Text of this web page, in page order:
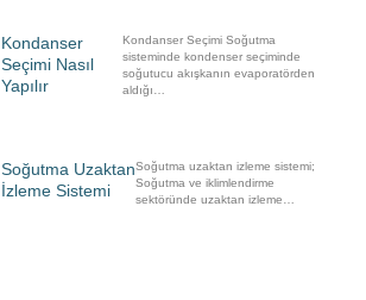
Kondanser
Seçimi Nasıl
Yapılır
Kondanser Seçimi Soğutma
sisteminde kondenser seçiminde
soğutucu akışkanın evaporatörden
aldığı…
Soğutma Uzaktan
İzleme Sistemi
Soğutma uzaktan izleme sistemi;
Soğutma ve iklimlendirme
sektöründe uzaktan izleme…